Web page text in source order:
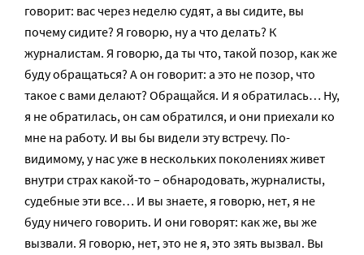
говорит: вас через неделю судят, а вы сидите, вы
почему сидите? Я говорю, ну а что делать? К
журналистам. Я говорю, да ты что, такой позор, как же
буду обращаться? А он говорит: а это не позор, что
такое с вами делают? Обращайся. И я обратилась… Ну,
я не обратилась, он сам обратился, и они приехали ко
мне на работу. И вы бы видели эту встречу. По-
видимому, у нас уже в нескольких поколениях живет
внутри страх какой-то – обнародовать, журналисты,
судебные эти все… И вы знаете, я говорю, нет, я не
буду ничего говорить. И они говорят: как же, вы же
вызвали. Я говорю, нет, это не я, это зять вызвал. Вы